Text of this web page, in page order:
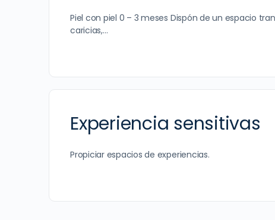
Piel con piel 0 – 3 meses Dispón de un espacio
caricias,…
Experiencia sensitivas
Propiciar espacios de experiencias.